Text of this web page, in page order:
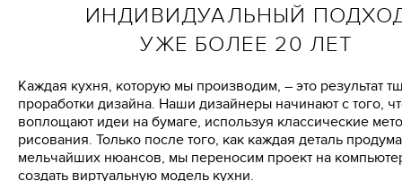
ИНДИВИДУАЛЬНЫЙ
УЖЕ БОЛЕЕ 20 ЛЕТ
Каждая кухня, которую мы производим, – это результат
проработки дизайна. Наши дизайнеры начинают с того,
воплощают идеи на бумаге, используя классические
рисования. Только после того, как каждая деталь
мельчайших нюансов, мы переносим проект на
создать виртуальную модель кухни.